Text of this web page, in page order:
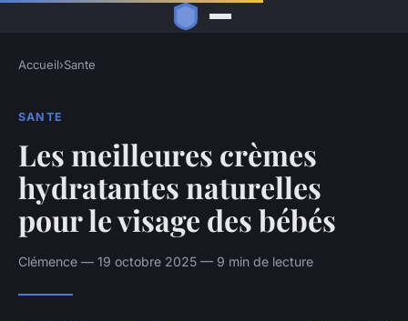
Accueil›Sante
SANTE
Les meilleures crèmes
hydratantes naturelles
pour le visage des bébés
Clémence — 19 octobre 2025 — 9 min de lecture